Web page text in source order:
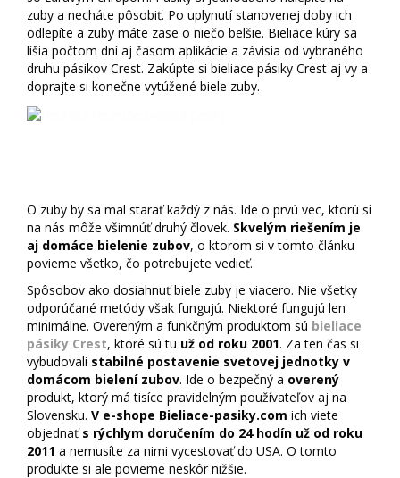
zuby a necháte pôsobiť. Po uplynutí stanovenej doby ich
odlepíte a zuby máte zase o niečo belšie. Bieliace kúry sa
líšia počtom dní aj časom aplikácie a závisia od vybraného
druhu pásikov Crest. Zakúpte si bieliace pásiky Crest aj vy a
doprajte si konečne vytúžené biele zuby.
O zuby by sa mal starať každý z nás. Ide o prvú vec, ktorú si
na nás môže všimnúť druhý človek. Skvelým riešením je
aj domáce bielenie zubov, o ktorom si v tomto článku
povieme všetko, čo potrebujete vedieť.
Spôsobov ako dosiahnuť biele zuby je viacero. Nie všetky
odporúčané metódy však fungujú. Niektoré fungujú len
minimálne. Overeným a funkčným produktom sú bieliace
pásiky Crest, ktoré sú tu už od roku 2001. Za ten čas si
vybudovali stabilné postavenie svetovej jednotky v
domácom bielení zubov. Ide o bezpečný a overený
produkt, ktorý má tisíce pravidelným používateľov aj na
Slovensku. V e-shope Bieliace-pasiky.com ich viete
objednaťs rýchlym doručením do 24 hodín už od roku
2011 a nemusíte za nimi vycestovať do USA. O tomto
produkte si ale povieme neskôr nižšie.